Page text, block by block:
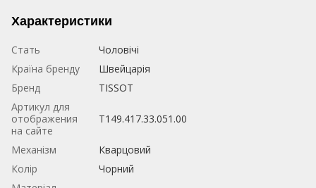
Характеристики
Стать
Чоловічі
Країна бренду
Швейцарія
Бренд
TISSOT
Артикул для
отображения
на сайте
T149.417.33.051.00
Механізм
Кварцовий
Колір
Чорний